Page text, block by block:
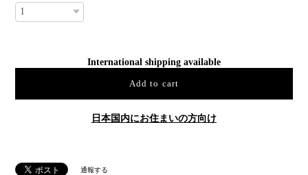
International shipping available
Add to cart
日本国内にお住まいの方向け
通報する